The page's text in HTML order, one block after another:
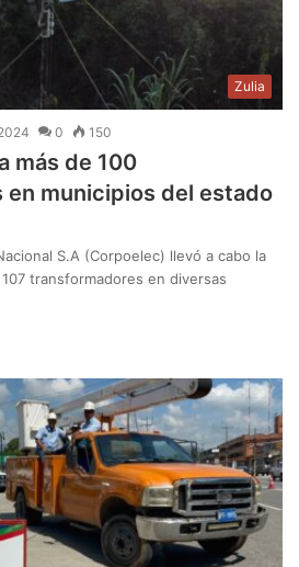
Zulia
0 150
más de 100
municipios del estado
S.A (Corpoelec) llevó a cabo la
transformadores en diversas